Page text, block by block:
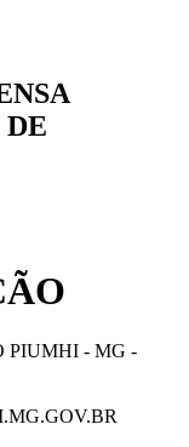
PIUMHI - MG -